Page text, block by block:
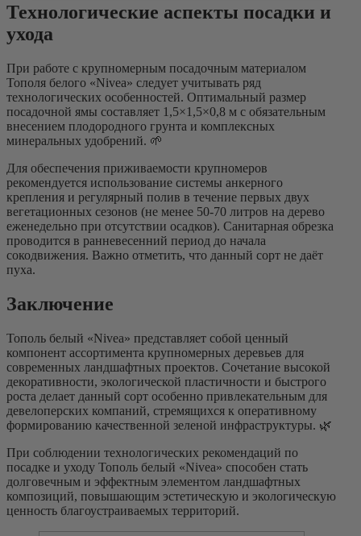
Технологические аспекты посадки и
ухода
При работе с крупномерным посадочным материалом
Тополя белого «Nivea» следует учитывать ряд
технологических особенностей. Оптимальный размер
посадочной ямы составляет 1,5×1,5×0,8 м с обязательным
внесением плодородного грунта и комплексных
минеральных удобрений. 🌱
Для обеспечения приживаемости крупномеров
рекомендуется использование системы анкерного
крепления и регулярный полив в течение первых двух
вегетационных сезонов (не менее 50-70 литров на дерево
еженедельно при отсутствии осадков). Санитарная обрезка
проводится в ранневесенний период до начала
сокодвижения. Важно отметить, что данный сорт не даёт
пуха.
Заключение
Тополь белый «Nivea» представляет собой ценный
компонент ассортимента крупномерных деревьев для
современных ландшафтных проектов. Сочетание высокой
декоративности, экологической пластичности и быстрого
роста делает данный сорт особенно привлекательным для
девелоперских компаний, стремящихся к оперативному
формированию качественной зеленой инфраструктуры. 🌿
При соблюдении технологических рекомендаций по
посадке и уходу Тополь белый «Nivea» способен стать
долговечным и эффектным элементом ландшафтных
композиций, повышающим эстетическую и экологическую
ценность благоустраиваемых территорий.